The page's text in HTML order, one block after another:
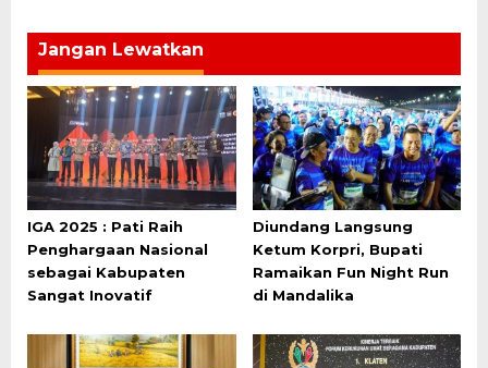
Jangan Lewatkan
IGA 2025 : Pati Raih
Penghargaan Nasional
sebagai Kabupaten
Sangat Inovatif
Diundang Langsung
Ketum Korpri, Bupati
Ramaikan Fun Night Run
di Mandalika